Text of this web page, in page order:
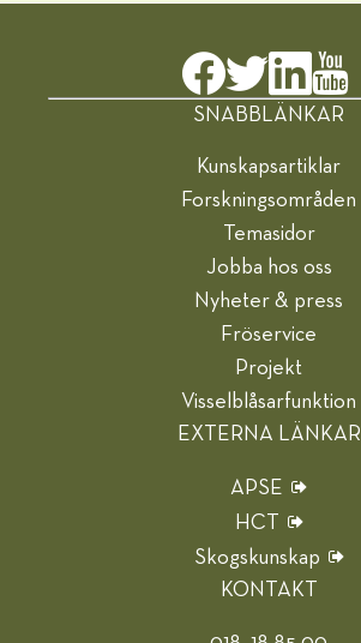
SNABBLÄNKAR
Kunskapsartiklar
Forskningsområden
Temasidor
Jobba hos oss
Nyheter & press
Fröservice
Projekt
Visselblåsarfunktion
EXTERNA LÄNKAR
APSE
HCT
Skogskunskap
KONTAKT